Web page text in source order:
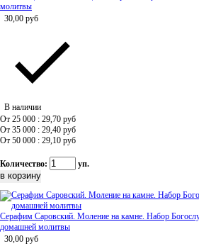
молитвы
30,00 руб
В наличии
От 25 000 : 29,70 руб
От 35 000 : 29,40 руб
От 50 000 : 29,10 руб
Количество: уп.
Серафим Саровский. Моление на камне. Набор
домашней молитвы
30,00 руб